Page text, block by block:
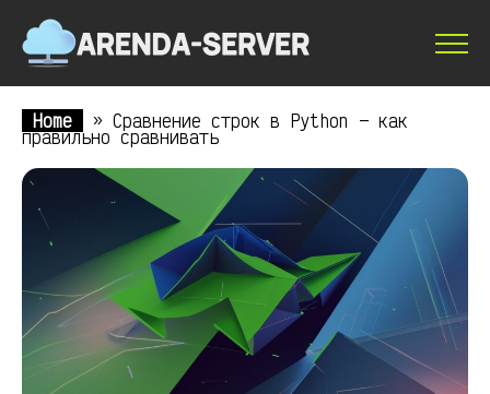
Home » Сравнение строк в Python — как
правильно сравнивать